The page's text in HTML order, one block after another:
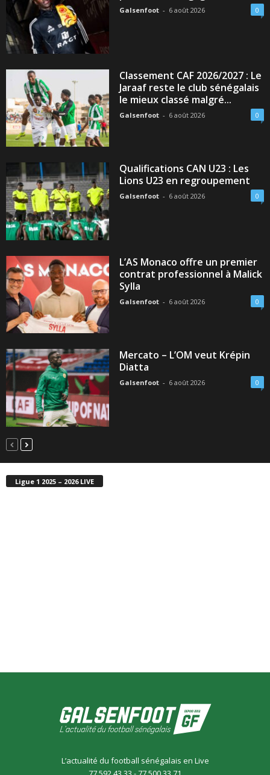
Galsenfoot - 6 août 2026 0
Classement CAF 2026/2027 : Le
Jaraaf reste le club sénégalais
le mieux classé malgré...
Galsenfoot - 6 août 2026 0
Qualifications CAN U23 : Les
Lions U23 en regroupement
Galsenfoot - 6 août 2026 0
L’AS Monaco offre un premier
contrat professionnel à Malick
Sylla
Galsenfoot - 6 août 2026 0
Mercato – L’OM veut Krépin
Diatta
Galsenfoot - 6 août 2026 0
Ligue 1 2025 – 2026 LIVE
L’actualité du football sénégalais en Live